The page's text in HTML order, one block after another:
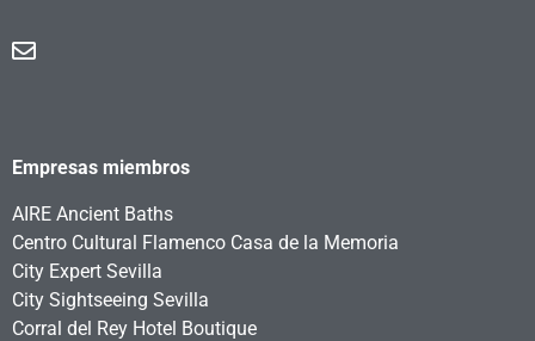
Empresas miembros
AIRE Ancient Baths
Centro Cultural Flamenco Casa de la Memoria
City Expert Sevilla
City Sightseeing Sevilla
Corral del Rey Hotel Boutique